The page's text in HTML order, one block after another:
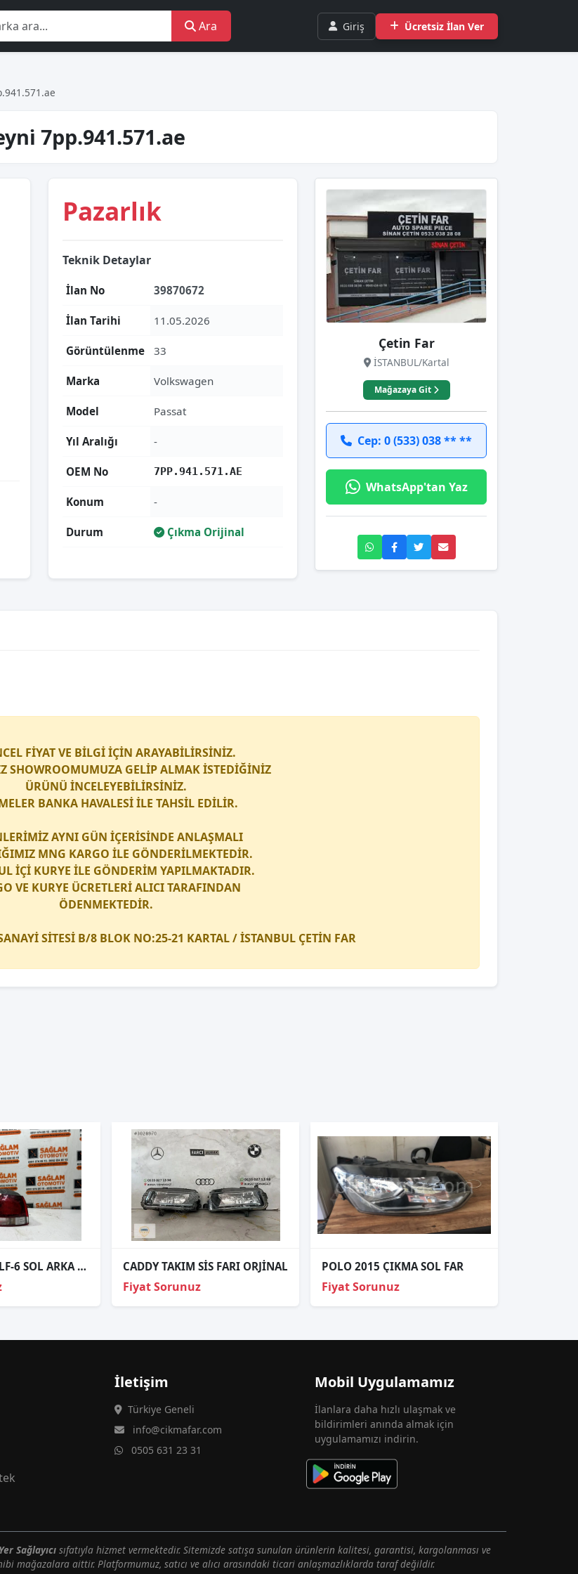
Ara Giriş Ücretsiz İlan Ver
7pp.941.571.ae
Pazarlık
Teknik Detaylar
İlan No 39870672
İlan Tarihi 11.05.2026
Görüntülenme 33
Marka Volkswagen
Model Passat
Yıl Aralığı -
OEM No 7PP.941.571.AE
Konum -
Durum Çıkma Orijinal
Çetin Far
İSTANBUL/Kartal
Mağazaya Git
Cep: 0 (533) 038 ** **
WhatsApp'tan Yaz
FİYAT VE BİLGİ İÇİN ARAYABİLİRSİNİZ.
SHOWROOMUMUZA GELİP ALMAK İSTEDİĞİNİZ
ÜRÜNÜ İNCELEYEBİLİRSİNİZ.
BANKA HAVALESİ İLE TAHSİL EDİLİR.
AYNI GÜN İÇERİSİNDE ANLAŞMALI
MNG KARGO İLE GÖNDERİLMEKTEDİR.
İÇİ KURYE İLE GÖNDERİM YAPILMAKTADIR.
VE KURYE ÜCRETLERİ ALICI TARAFINDAN
ÖDENMEKTEDİR.
SİTESİ B/8 BLOK NO:25-21 KARTAL / İSTANBUL ÇETİN FAR
ÇIKMA VW GOLF-6 SOL ARKA STOP 5K0945257 CADDY TAKIM SİS FARI ORJİNAL
Fiyat Sorunuz
POLO 2015 ÇIKMA SOL FAR
Fiyat Sorunuz
İletişim
Türkiye Geneli
info@cikmafar.com
0505 631 23 31
Mobil Uygulamamız
İlanlara daha hızlı ulaşmak ve
bildirimleri anında almak için
uygulamamızı indirin.
Yer Sağlayıcı sıfatıyla hizmet vermektedir. Sitemizde satışa sunulan ürünlerin kalitesi, garantisi, kargolanması ve
mağazalara aittir. Platformumuz, satıcı ve alıcı arasındaki ticari anlaşmazlıklarda taraf değildir.